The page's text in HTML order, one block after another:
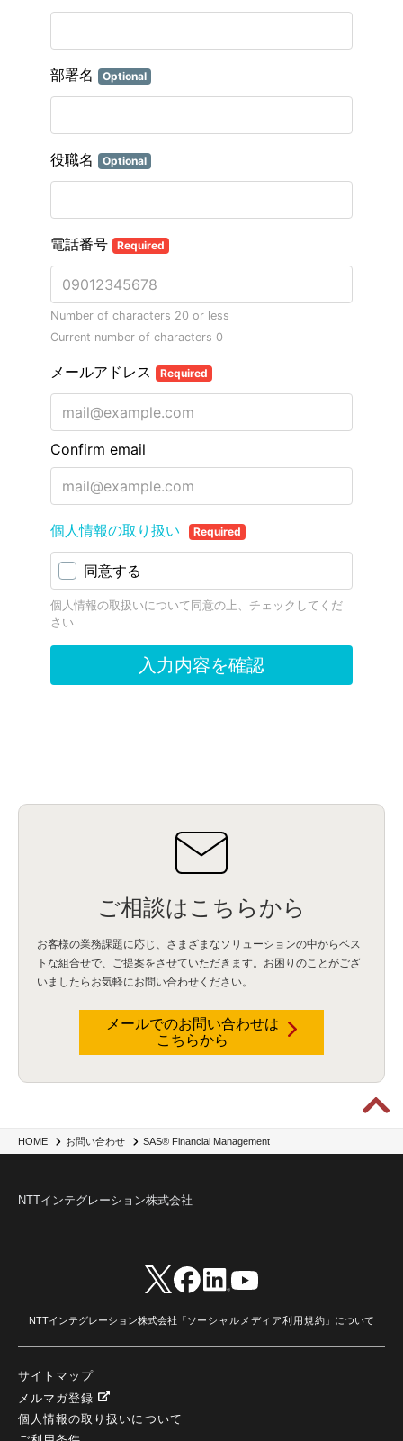
HOME お問い合わせ SAS® Financial Management
ご相談はこちらから
お客様の業務課題に応じ、さまざまなソリューションの中からベス
トな組合せで、
ご提案をさせていただきます。お困りのことがござ
いましたらお気軽にお問い合わせください。
メールでのお問い合わせは
こちらから
NTTインテグレーション株式会社
NTTインテグレーション株式会社「ソーシャルメディア利用規約 」について
サイトマップ
メルマガ登録
個人情報の取り扱いについて